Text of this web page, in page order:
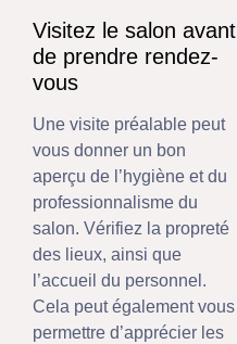
Visitez le salon avant
de prendre rendez-
vous
Une visite préalable peut
vous donner un bon
aperçu de l’hygiène et du
professionnalisme du
salon. Vérifiez la propreté
des lieux, ainsi que
l’accueil du personnel.
Cela peut également vous
permettre d’apprécier les